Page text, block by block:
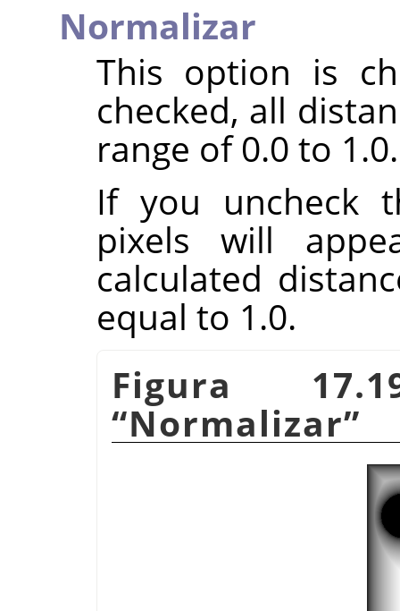
Normalizar
This option is
checked, all
range of 0.0 to 1.0.
If you uncheck
pixels will
calculated
equal to 1.0.
Figura
“Normalizar”